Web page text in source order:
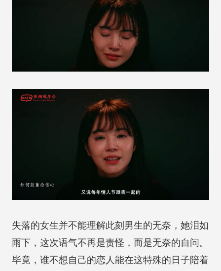
失落的女生并不能理解此刻男生的无奈，她泪如
雨下，这次语气不再是责怪，而是无奈的自问。
毕竟，谁不想自己的恋人能在这特殊的日子陪着